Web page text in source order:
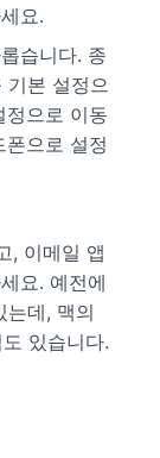
요.
습니다. 종
기본 설정으
정으로 이동
폰으로 설정
, 이메일 앱
요. 예전에
는데, 맥의
있습니다.